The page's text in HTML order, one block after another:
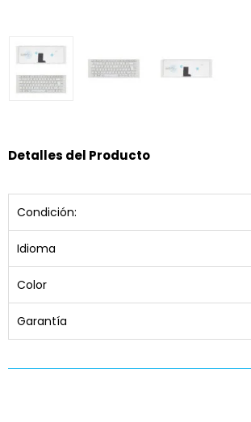
Detalles del Producto
Condición:
Idioma
Color
Garantía